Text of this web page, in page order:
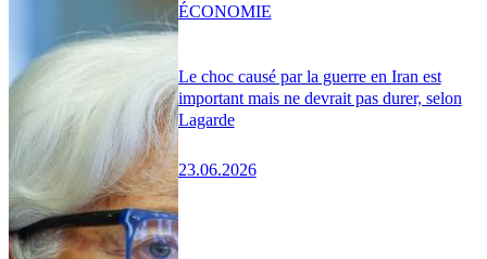
Le choc causé par la guerre en Iran est
important mais ne devrait pas durer, selon
Lagarde
23.06.2026
ÉCONOMIE